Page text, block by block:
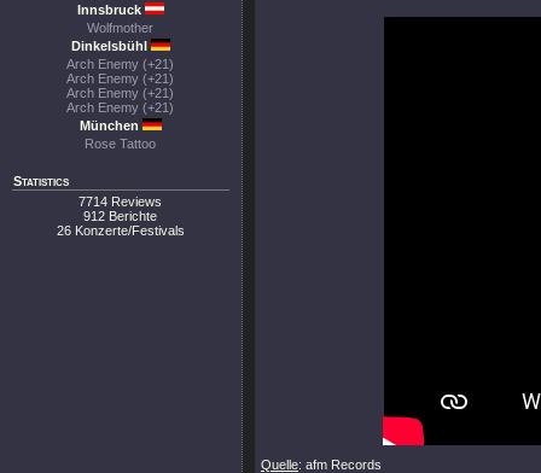
Innsbruck
Wolfmother
Dinkelsbühl
Arch Enemy (+21)
Arch Enemy (+21)
Arch Enemy (+21)
Arch Enemy (+21)
München
Rose Tattoo
Statistics
7714 Reviews
912 Berichte
26 Konzerte/Festivals
Quelle: afm Records